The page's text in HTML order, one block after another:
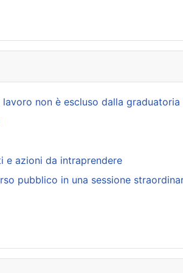
non è escluso dalla graduatoria
e azioni da intraprendere
pubblico in una sessione